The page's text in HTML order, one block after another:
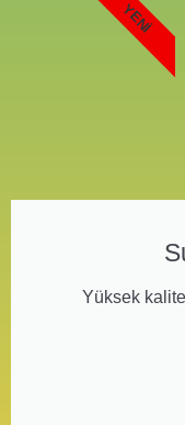
Yüksek
YENI